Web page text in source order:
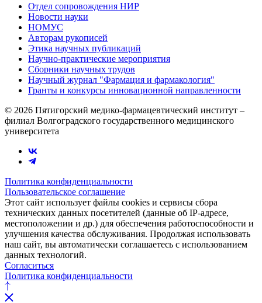
Отдел сопровождения НИР
Новости науки
НОМУС
Авторам рукописей
Этика научных публикаций
Научно-практические мероприятия
Сборники научных трудов
Научный журнал "Фармация и фармакология"
Гранты и конкурсы инновационной направленности
© 2026 Пятигорский медико-фармацевтический институт –
филиал Волгоградского государственного медицинского
университета
Политика конфиденциальности
Пользовательское соглашение
Этот сайт использует файлы cookies и сервисы сбора
технических данных посетителей (данные об IP-адресе,
местоположении и др.) для обеспечения работоспособности и
улучшения качества обслуживания. Продолжая использовать
наш сайт, вы автоматически соглашаетесь с использованием
данных технологий.
Согласиться
Политика конфиденциальности